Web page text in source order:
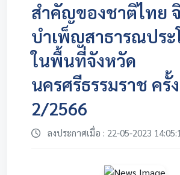
สำคัญของชาติไทย
บำเพ็ญสาธารณประ
ในพื้นที่จังหวัด
นครศรีธรรมราช ครั้
2/2566
ลงประกาศเมื่อ : 22-05-2023